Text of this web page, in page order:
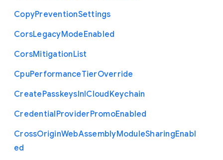
CopyPreventionSettings
CorsLegacyModeEnabled
CorsMitigationList
CpuPerformanceTierOverride
CreatePasskeysInICloudKeychain
CredentialProviderPromoEnabled
CrossOriginWebAssemblyModuleSharingEnabl
ed